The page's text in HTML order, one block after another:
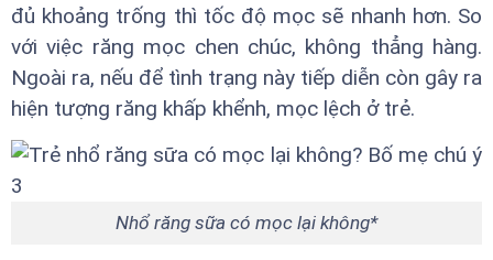
đủ khoảng trống thì tốc độ mọc sẽ nhanh hơn. So
với việc răng mọc chen chúc, không thẳng hàng.
Ngoài ra, nếu để tình trạng này tiếp diễn còn gây ra
hiện tượng răng khấp khểnh, mọc lệch ở trẻ.
Nhổ răng sữa có mọc lại không*